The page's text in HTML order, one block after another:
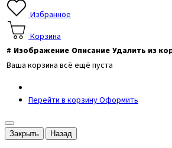
Избранное
Корзина
# Изображение Описание Удалить из
Ваша корзина всё ещё пуста
Перейти в корзинуОформить
Закрыть Назад